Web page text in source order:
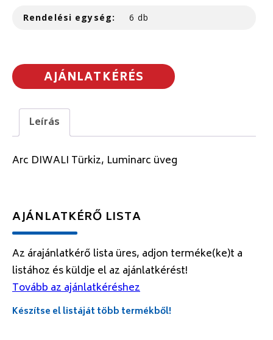
Rendelési egység: 6 db
AJÁNLATKÉRÉS
Leírás
Arc DIWALI Türkiz, Luminarc üveg
AJÁNLATKÉRŐ LISTA
Az árajánlatkérő lista üres, adjon terméke(ke)t a
listához és küldje el az ajánlatkérést!
Tovább az ajánlatkéréshez
Készítse el listáját több termékből!